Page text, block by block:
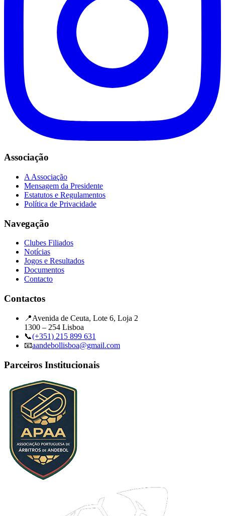
Associação
A Associação
Mensagem da Presidente
Estatutos e Regulamentos
Política de Privacidade
Navegação
Clubes Filiados
Notícias
Jogos e Resultados
Documentos
Contacto
Contactos
📍Avenida de Ceuta, Lote 6, Loja 2
1300 – 254 Lisboa
📞(+351) 215 899 631
📧aandebollisboa@gmail.com
Parceiros Institucionais